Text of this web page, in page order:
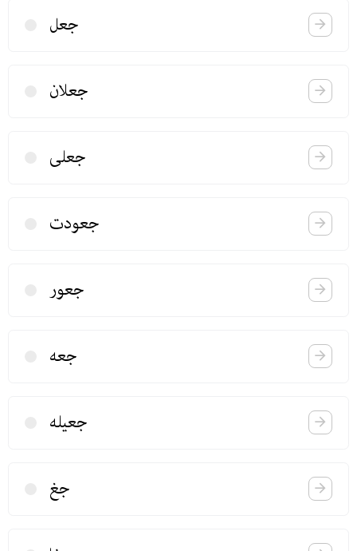
جعل
جعلان
جعلی
جعودت
جعور
جعه
جعیله
جغ